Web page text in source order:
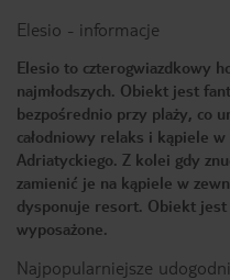
Elesio - informacje
Elesio to czterogwiazdkowy
najmłodszych. Obiekt jest
bezpośrednio przy plaży, co
całodniowy relaks i kąpiele
Adriatyckiego. Z kolei gdy
zamienić je na kąpiele w
dysponuje resort. Obiekt
wyposażone.
Najpopularniejsze